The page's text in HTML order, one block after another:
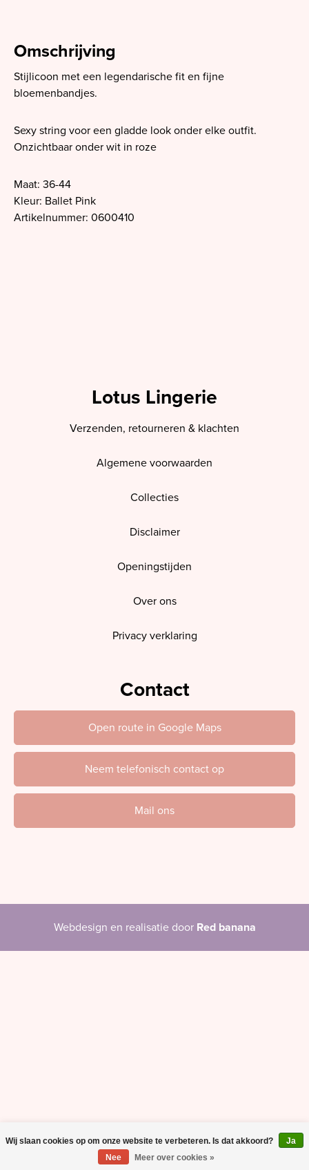
Omschrijving
Stijlicoon met een legendarische fit en fijne
bloemenbandjes.
Sexy string voor een gladde look onder elke outfit.
Onzichtbaar onder wit in roze
Maat: 36-44
Kleur: Ballet Pink
Artikelnummer: 0600410
Lotus Lingerie
Verzenden, retourneren & klachten
Algemene voorwaarden
Collecties
Disclaimer
Openingstijden
Over ons
Privacy verklaring
Contact
Open route in Google Maps
Neem telefonisch contact op
Mail ons
Webdesign en realisatie door Red banana
Wij slaan cookies op om onze website te verbeteren. Is dat akkoord?
Ja
Nee
Meer over cookies »